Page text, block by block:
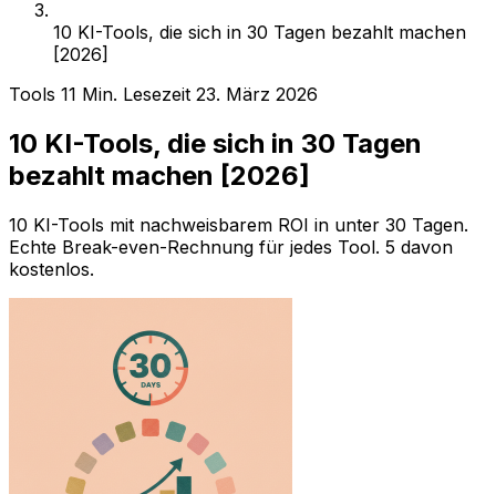
10 KI-Tools, die sich in 30 Tagen bezahlt machen
[2026]
Tools 11 Min. Lesezeit 23. März 2026
10 KI-Tools, die sich in 30 Tagen
bezahlt machen [2026]
10 KI-Tools mit nachweisbarem ROI in unter 30 Tagen.
Echte Break-even-Rechnung für jedes Tool. 5 davon
kostenlos.